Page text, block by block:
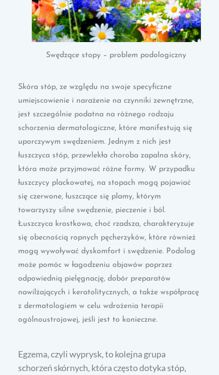
Swędzące stopy – problem podologiczny
Skóra stóp, ze względu na swoje specyficzne
umiejscowienie i narażenie na czynniki zewnętrzne,
jest szczególnie podatna na różnego rodzaju
schorzenia dermatologiczne, które manifestują się
uporczywym swędzeniem. Jednym z nich jest
łuszczyca stóp, przewlekła choroba zapalna skóry,
która może przyjmować różne formy. W przypadku
łuszczycy plackowatej, na stopach mogą pojawiać
się czerwone, łuszczące się plamy, którym
towarzyszy silne swędzenie, pieczenie i ból.
Łuszczyca krostkowa, choć rzadsza, charakteryzuje
się obecnością ropnych pęcherzyków, które również
mogą wywoływać dyskomfort i swędzenie. Podolog
może pomóc w łagodzeniu objawów poprzez
odpowiednią pielęgnację, dobór preparatów
nawilżających i keratolitycznych, a także współpracę
z dermatologiem w celu wdrożenia terapii
ogólnoustrojowej, jeśli jest to konieczne.
Egzema, czyli wyprysk, to kolejna grupa
schorzeń skórnych, która często dotyka stóp,